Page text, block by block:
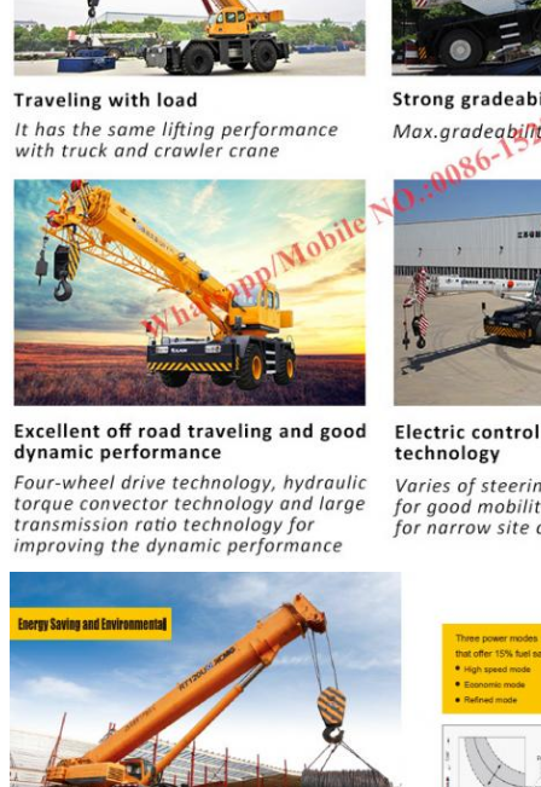
একটি বার্তা রেখে যান
আমরা শীঘ্রই আপনাকে আবার কল